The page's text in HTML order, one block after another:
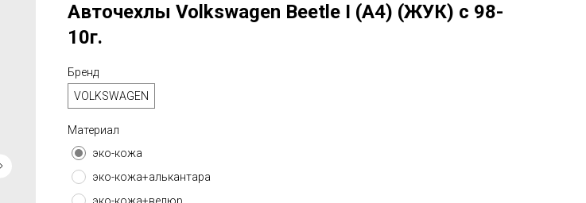
Авточехлы Volkswagen Beetle I (A4) (ЖУК) с 98-
10г.
Бренд
VOLKSWAGEN
Материал
эко-кожа
эко-кожа+алькантара